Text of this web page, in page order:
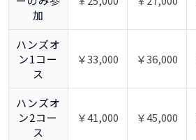
加
ハンズオ
ン1コー
ス
￥33,000 ￥36,000
ハンズオ
ン2コー
ス
￥41,000 ￥45,000